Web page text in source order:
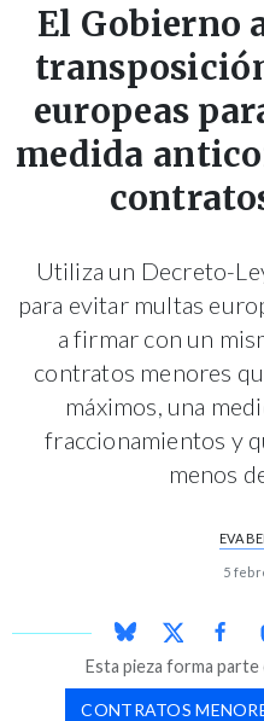
El Gobierno
europeas
medida
Utiliza un Decreto-
para evitar multas
a firmar con un
contratos menores
máximos, una
fraccionamientos y
menos
EVA
5
Esta pieza forma
CONTRATOS